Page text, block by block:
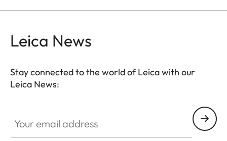
Leica News
Stay connected to the world of Leica with our
Leica News: